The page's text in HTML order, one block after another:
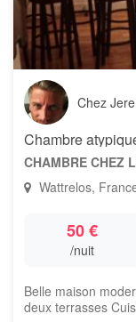
Chez
Chambre
CHAMBRE CHEZ
Wattrelos,
50 €
/nuit
Belle maison
deux terrasses